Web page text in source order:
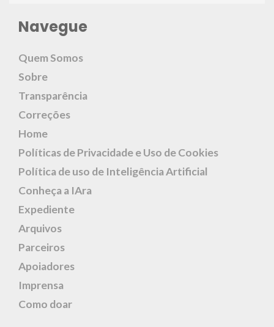
Navegue
Quem Somos
Sobre
Transparência
Correções
Home
Políticas de Privacidade e Uso de Cookies
Política de uso de Inteligência Artificial
Conheça a IAra
Expediente
Arquivos
Parceiros
Apoiadores
Imprensa
Como doar